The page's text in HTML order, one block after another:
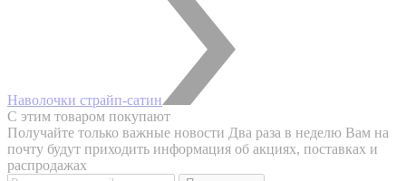
Наволочки страйп-сатин
С этим товаром покупают
Получайте только важные новости Два раза в неделю Вам на
почту будут приходить информация об акциях, поставках и
распродажах